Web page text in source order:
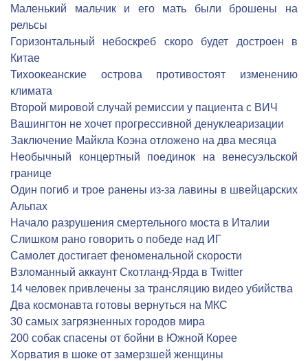
Маленький мальчик и его мать были брошены на
рельсы
Горизонтальный небоскреб скоро будет достроен в
Китае
Тихоокеанские острова противостоят изменению
климата
Второй мировой случай ремиссии у пациента с ВИЧ
Вашингтон не хочет прогрессивной денуклеаризации
Заключение Майкла Коэна отложено на два месяца
Необычный концертный поединок на венесуэльской
границе
Один погиб и трое ранены из-за лавины в швейцарских
Альпах
Начало разрушения смертельного моста в Италии
Слишком рано говорить о победе над ИГ
Cамолет достигает феноменальной скорости
Взломанный аккаунт Скотланд-Ярда в Twitter
14 человек привлечены за трансляцию видео убийства
Два космонавта готовы вернуться на МКС
30 самых загрязненных городов мира
200 собак спасены от бойни в Южной Корее
Хорватия в шоке от замерзшей женщины